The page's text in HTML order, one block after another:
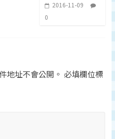
2016-11-09
0
地址不會公開。 必填欄位標